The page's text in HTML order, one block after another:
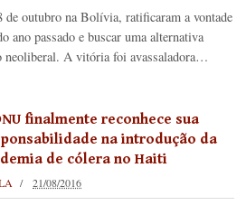
de outubro na Bolívia, ratificaram a vontade
ano passado e buscar uma alternativa
neoliberal. A vitória foi avassaladora…
finalmente reconhece sua
na introdução da
de cólera no Haiti
21/08/2016